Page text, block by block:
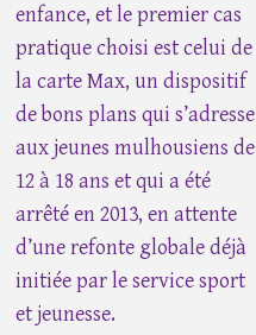
enfance, et le premier cas
pratique choisi est celui de
la carte Max, un dispositif
de bons plans qui s’adresse
aux jeunes mulhousiens de
12 à 18 ans et qui a été
arrêté en 2013, en attente
d’une refonte globale déjà
initiée par le service sport
et jeunesse.